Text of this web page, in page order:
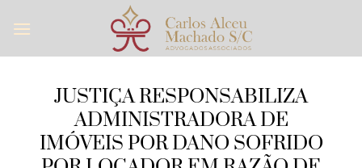
JUSTIÇA RESPONSABILIZA
ADMINISTRADORA DE
IMÓVEIS POR DANO SOFRIDO